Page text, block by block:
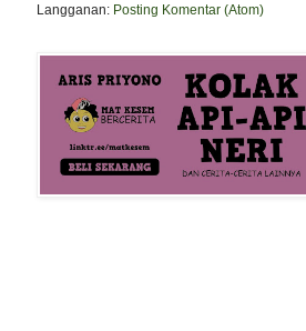
Langganan: Posting Komentar (Atom)